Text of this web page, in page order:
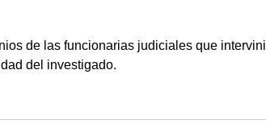
de las funcionarias judiciales que
del investigado.